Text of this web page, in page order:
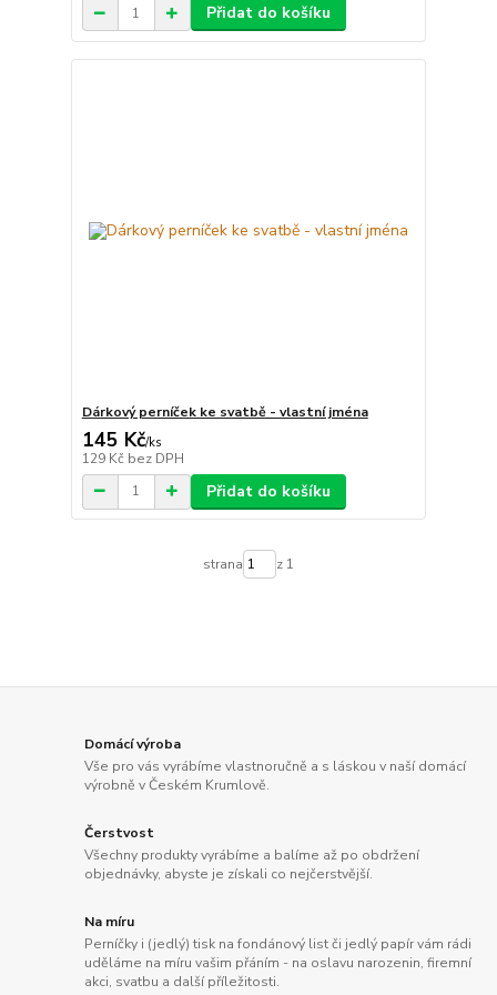
Přidat do košíku
Dárkový perníček ke svatbě - vlastní jména
145 Kč/ks
129 Kč bez DPH
Přidat do košíku
strana z 1
Domácí výroba
Vše pro vás vyrábíme vlastnoručně a s láskou v naší domácí
výrobně v Českém Krumlově.
Čerstvost
Všechny produkty vyrábíme a balíme až po obdržení
objednávky, abyste je získali co nejčerstvější.
Na míru
Perníčky i (jedlý) tisk na fondánový list či jedlý papír vám rádi
uděláme na míru vašim přáním - na oslavu narozenin, firemní
akci, svatbu a další příležitosti.